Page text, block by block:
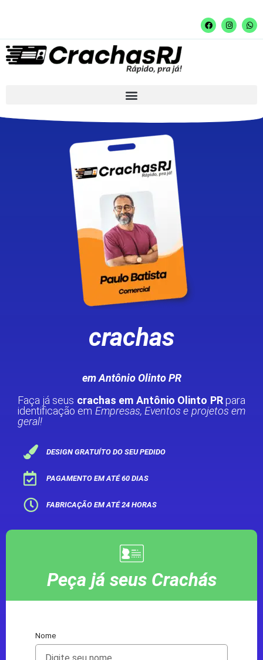
crachas
em Antônio Olinto PR
Faça já seus crachas em Antônio Olinto PRpara
identificação em Empresas, Eventos e projetos em
geral!
DESIGN GRATUÍTO DO SEU PEDIDO
PAGAMENTO EM ATÉ 60 DIAS
FABRICAÇÃO EM ATÉ 24 HORAS
Peça já seus Crachás
Nome